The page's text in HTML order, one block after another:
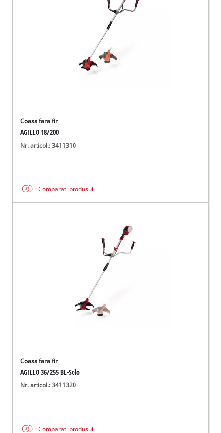
Coasa fara fir
AGILLO 18/200
Nr. articol.: 3411310
Comparati produsul
Coasa fara fir
AGILLO 36/255 BL-Solo
Nr. articol.: 3411320
Comparati produsul